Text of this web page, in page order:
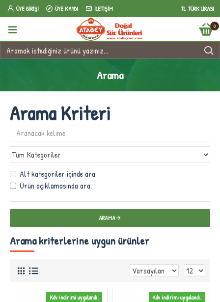
ÜYE GIRIŞI ÜYE KAYDI İLETIŞIM TL TÜRK LIRASI
0
Arama
Arama Kriteri
Alt kategoriler içinde ara
Ürün açıklamasında ara.
ARAMA
Arama kriterlerine uygun ürünler
Kdv indirimi uygulandı. Kdv indirimi uygulandı.